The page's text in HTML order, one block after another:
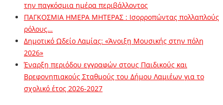
την παγκόσμια ημέρα περιβάλλοντος
ΠΑΓΚΟΣΜΙΑ ΗΜΕΡΑ ΜΗΤΕΡΑΣ : Ισορροπώντας πολλαπλούς
ρόλους…
Δημοτικό Ωδείο Λαμίας: «Άνοιξη Μουσικής στην πόλη
2026»
Έναρξη περιόδου εγγραφών στους Παιδικούς και
Βρεφονηπιακούς Σταθμούς του Δήμου Λαμιέων για το
σχολικό έτος 2026-2027